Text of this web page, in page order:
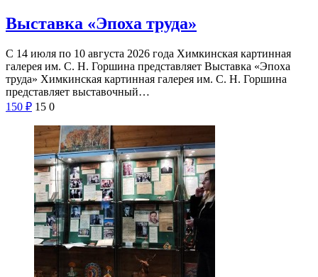
Выставка «Эпоха труда»
С 14 июля по 10 августа 2026 года Химкинская картинная
галерея им. С. Н. Горшина представляет Выставка «Эпоха
труда» Химкинская картинная галерея им. С. Н. Горшина
представляет выставочный…
150 ₽ 15 0